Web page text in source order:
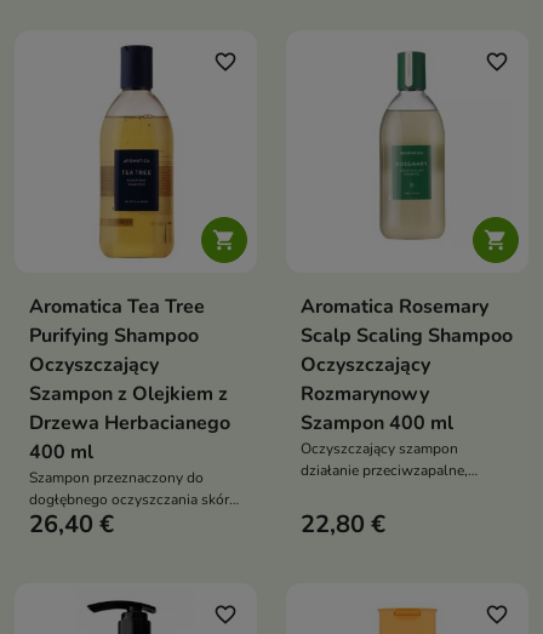

favorite_border
Aromatica Tea Tree
Purifying Shampoo
Oczyszczający
Szampon z Olejkiem z
Drzewa Herbacianego
400 ml
Szampon przeznaczony do
dogłębnego oczyszczania skóry
głowy i włosów
26,40 €

favorite_border
Aromatica Rosemary
Scalp Scaling Shampoo
Oczyszczający
Rozmarynowy
Szampon 400 ml
Oczyszczający szampon
działanie przeciwzapalne,
głowy
22,80 €
favorite_border favorite_border